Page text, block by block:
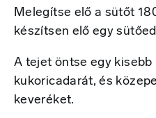
Melegítse elő a sütőt
készítsen elő egy
A tejet öntse egy kisebb
kukoricadarát, és
keveréket.